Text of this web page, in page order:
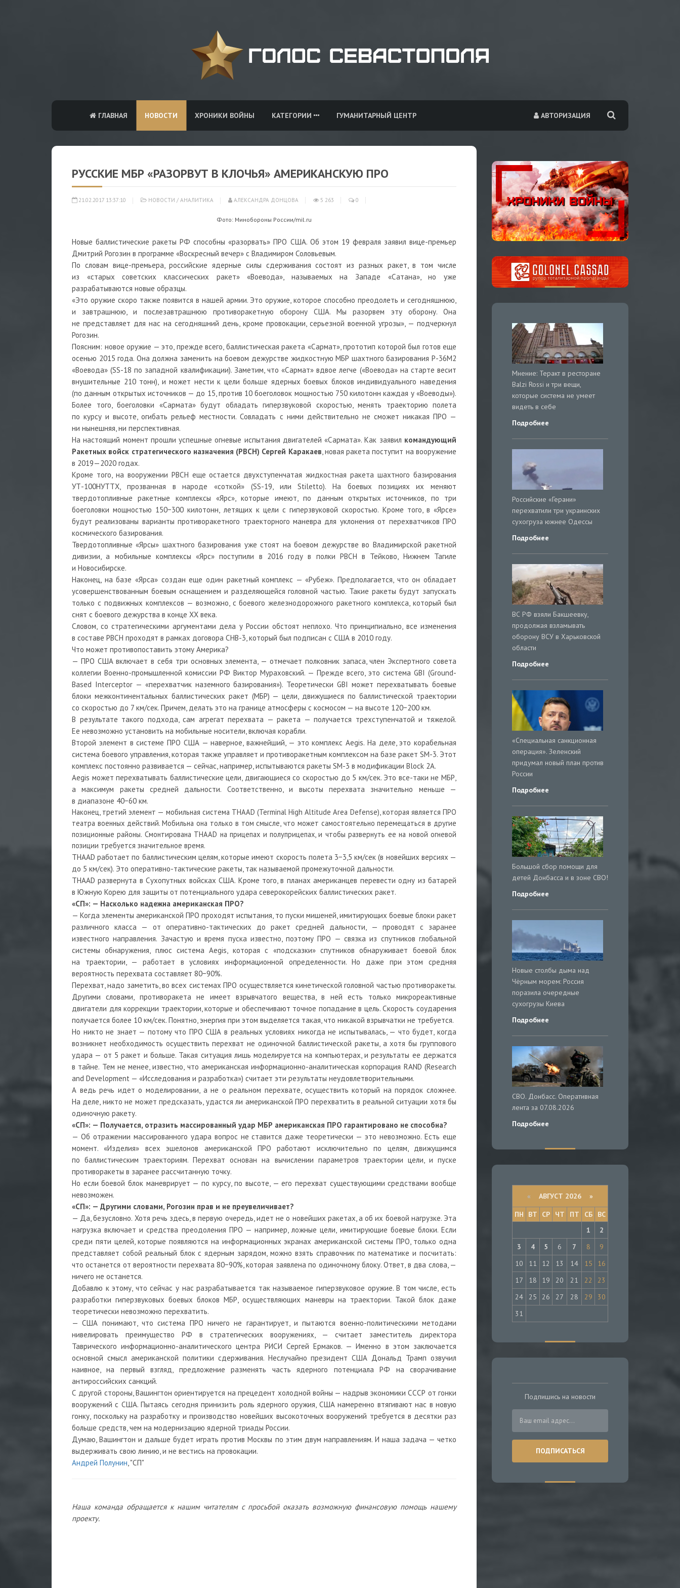
АВТОРИЗАЦИЯ
ГЛАВНАЯ НОВОСТИ ХРОНИКИ ВОЙНЫ КАТЕГОРИИ ГУМАНИТАРНЫЙ ЦЕНТР
РУССКИЕ МБР «РАЗОРВУТ В КЛОЧЬЯ» АМЕРИКАНСКУЮ ПРО
21.02.2017 13:37:10 НОВОСТИ / АНАЛИТИКА АЛЕКСАНДРА ДОНЦОВА 5 263 0
Фото: Минобороны России/mil.ru
Новые баллистические ракеты РФ способны «разорвать» ПРО США. Об этом 19 февраля заявил вице-премьер
Дмитрий Рогозин в программе «Воскресный вечер» с Владимиром Соловьевым.
По словам вице-премьера, российские ядерные силы сдерживания состоят из разных ракет, в том числе
из «старых советских классических ракет» «Воевода», называемых на Западе «Сатана», но уже
разрабатываются новые образцы.
«Это оружие скоро также появится в нашей армии. Это оружие, которое способно преодолеть и сегодняшнюю,
и завтрашнюю, и послезавтрашнюю противоракетную оборону США. Мы разорвем эту оборону. Она
не представляет для нас на сегодняшний день, кроме провокации, серьезной военной угрозы», — подчеркнул
Рогозин.
Поясним: новое оружие — это, прежде всего, баллистическая ракета «Сармат», прототип которой был готов еще
осенью 2015 года. Она должна заменить на боевом дежурстве жидкостную МБР шахтного базирования Р-36М2
«Воевода» (SS-18 по западной квалификации). Заметим, что «Сармат» вдвое легче («Воевода» на старте весит
внушительные 210 тонн), и может нести к цели больше ядерных боевых блоков индивидуального наведения
(по данным открытых источников — до 15, против 10 боеголовок мощностью 750 килотонн каждая у «Воеводы»).
Более того, боеголовки «Сармата» будут обладать гиперзвуковой скоростью, менять траекторию полета
по курсу и высоте, огибать рельеф местности. Совладать с ними действительно не сможет никакая ПРО —
ни нынешняя, ни перспективная.
На настоящий момент прошли успешные огневые испытания двигателей «Сармата». Как заявил командующий
Ракетных войск стратегического назначения (РВСН) Сергей Каракаев, новая ракета поступит на вооружение
в 2019—2020 годах.
Кроме того, на вооружении РВСН еще остается двухступенчатая жидкостная ракета шахтного базирования
УТ-100НУТТХ, прозванная в народе «соткой» (SS-19, или Stiletto). На боевых позициях их меняют
твердотопливные ракетные комплексы «Ярс», которые имеют, по данным открытых источников, по три
боеголовки мощностью 150−300 килотонн, летящих к цели с гиперзвуковой скоростью. Кроме того, в «Ярсе»
будут реализованы варианты противоракетного траекторного маневра для уклонения от перехватчиков ПРО
космического базирования.
Твердотопливные «Ярсы» шахтного базирования уже стоят на боевом дежурстве во Владимирской ракетной
дивизии, а мобильные комплексы «Ярс» поступили в 2016 году в полки РВСН в Тейково, Нижнем Тагиле
и Новосибирске.
Наконец, на базе «Ярса» создан еще один ракетный комплекс — «Рубеж». Предполагается, что он обладает
усовершенствованным боевым оснащением и разделяющейся головной частью. Такие ракеты будут запускать
только с подвижных комплексов — возможно, с боевого железнодорожного ракетного комплекса, который был
снят с боевого дежурства в конце XX века.
Словом, со стратегическими аргументами дела у России обстоят неплохо. Что принципиально, все изменения
в составе РВСН проходят в рамках договора СНВ-3, который был подписан с США в 2010 году.
Что может противопоставить этому Америка?
— ПРО США включает в себя три основных элемента, — отмечает полковник запаса, член Экспертного совета
коллегии Военно-промышленной комиссии РФ Виктор Мураховский. — Прежде всего, это система GBI (Ground-
Based Interceptor — «перехватчик наземного базирования»). Теоретически GBI может перехватывать боевые
блоки межконтинентальных баллистических ракет (МБР) — цели, движущиеся по баллистической траектории
со скоростью до 7 км/сек. Причем, делать это на границе атмосферы с космосом — на высоте 120−200 км.
В результате такого подхода, сам агрегат перехвата — ракета — получается трехступенчатой и тяжелой.
Ее невозможно установить на мобильные носители, включая корабли.
Второй элемент в системе ПРО США — наверное, важнейший, — это комплекс Aegis. На деле, это корабельная
система боевого управления, которая также управляет и противоракетным комплексом на базе ракет SM-3. Этот
комплекс постоянно развивается — сейчас, например, испытываются ракеты SM-3 в модификации Block 2А.
Aegis может перехватывать баллистические цели, двигающиеся со скоростью до 5 км/сек. Это все-таки не МБР,
а максимум ракеты средней дальности. Соответственно, и высоты перехвата значительно меньше —
в диапазоне 40−60 км.
Наконец, третий элемент — мобильная система THAAD (Terminal High Altitude Area Defense), которая является ПРО
театра военных действий. Мобильна она только в том смысле, что может самостоятельно перемещаться в другие
позиционные районы. Смонтирована THAAD на прицепах и полуприцепах, и чтобы развернуть ее на новой огневой
позиции требуется значительное время.
THAAD работает по баллистическим целям, которые имеют скорость полета 3−3,5 км/сек (в новейших версиях —
до 5 км/сек). Это оперативно-тактические ракеты, так называемой промежуточной дальности.
THAAD развернута в Сухопутных войсках США. Кроме того, в планах американцев перевести одну из батарей
в Южную Корею для защиты от потенциального удара северокорейских баллистических ракет.
«СП»: — Насколько надежна американская ПРО?
— Когда элементы американской ПРО проходят испытания, то пуски мишеней, имитирующих боевые блоки ракет
различного класса — от оперативно-тактических до ракет средней дальности, — проводят с заранее
известного направления. Зачастую и время пуска известно, поэтому ПРО — связка из спутников глобальной
системы обнаружения, плюс система Aegis, которая с «подсказки» спутников обнаруживает боевой блок
на траектории, — работает в условиях информационной определенности. Но даже при этом средняя
вероятность перехвата составляет 80−90%.
Перехват, надо заметить, во всех системах ПРО осуществляется кинетической головной частью противоракеты.
Другими словами, противоракета не имеет взрывчатого вещества, в ней есть только микрореактивные
двигатели для коррекции траектории, которые и обеспечивают точное попадание в цель. Скорость соударения
получается более 10 км/сек. Понятно, энергия при этом выделяется такая, что никакой взрывчатки не требуется.
Но никто не знает — потому что ПРО США в реальных условиях никогда не испытывалась, — что будет, когда
возникнет необходимость осуществить перехват не одиночной баллистической ракеты, а хотя бы группового
удара — от 5 ракет и больше. Такая ситуация лишь моделируется на компьютерах, и результаты ее держатся
в тайне. Тем не менее, известно, что американская информационно-аналитическая корпорация RAND (Research
and Development — «Исследования и разработка») считает эти результаты неудовлетворительными.
А ведь речь идет о моделировании, а не о реальном перехвате, осуществить который на порядок сложнее.
На деле, никто не может предсказать, удастся ли американской ПРО перехватить в реальной ситуации хотя бы
одиночную ракету.
«СП»: — Получается, отразить массированный удар МБР американская ПРО гарантировано не способна?
— Об отражении массированного удара вопрос не ставится даже теоретически — это невозможно. Есть еще
момент. «Изделия» всех эшелонов американской ПРО работают исключительно по целям, движущимся
по баллистическим траекториям. Перехват основан на вычислении параметров траектории цели, и пуске
противоракеты в заранее рассчитанную точку.
Но если боевой блок маневрирует — по курсу, по высоте, — его перехват существующими средствами вообще
невозможен.
«СП»: — Другими словами, Рогозин прав и не преувеличивает?
— Да, безусловно. Хотя речь здесь, в первую очередь, идет не о новейших ракетах, а об их боевой нагрузке. Эта
нагрузка включает и средства преодоления ПРО — например, ложные цели, имитирующие боевые блоки. Если
среди пяти целей, которые появляются на информационных экранах американской системы ПРО, только одна
представляет собой реальный блок с ядерным зарядом, можно взять справочник по математике и посчитать:
что останется от вероятности перехвата 80−90%, которая заявлена по одиночному блоку. Ответ, в два слова, —
ничего не останется.
Добавлю к этому, что сейчас у нас разрабатывается так называемое гиперзвуковое оружие. В том числе, есть
разработки гиперзвуковых боевых блоков МБР, осуществляющих маневры на траектории. Такой блок даже
теоретически невозможно перехватить.
— США понимают, что система ПРО ничего не гарантирует, и пытаются военно-политическими методами
нивелировать преимущество РФ в стратегических вооружениях, — считает заместитель директора
Таврического информационно-аналитического центра РИСИ Сергей Ермаков. — Именно в этом заключается
основной смысл американской политики сдерживания. Неслучайно президент США Дональд Трамп озвучил
наивное, на первый взгляд, предложение разменять часть ядерного потенциала РФ на сворачивание
антироссийских санкций.
С другой стороны, Вашингтон ориентируется на прецедент холодной войны — надрыв экономики СССР от гонки
вооружений с США. Пытаясь сегодня принизить роль ядерного оружия, США намеренно втягивают нас в новую
гонку, поскольку на разработку и производство новейших высокоточных вооружений требуется в десятки раз
больше средств, чем на модернизацию ядерной триады России.
Думаю, Вашингтон и дальше будет играть против Москвы по этим двум направлениям. И наша задача — четко
выдерживать свою линию, и не вестись на провокации.
Андрей Полунин, "СП"
Наша команда обращается к нашим читателям с просьбой оказать возможную финансовую помощь нашему
проекту.
Мнение: Теракт в ресторане
Balzi Rossi и три вещи,
которые система не умеет
видеть в себе
Подробнее
Российские «Герани»
перехватили три украинских
сухогруза южнее Одессы
Подробнее
ВС РФ взяли Бакшеевку,
продолжая взламывать
оборону ВСУ в Харьковской
области
Подробнее
«Специальная санкционная
операция». Зеленский
придумал новый план против
России
Подробнее
Большой сбор помощи для
детей Донбасса и в зоне СВО!
Подробнее
Новые столбы дыма над
Чёрным морем: Россия
поразила очередные
сухогрузы Киева
Подробнее
СВО. Донбасс. Оперативная
лента за 07.08.2026
Подробнее
« АВГУСТ 2026 »
ПН
ВТ СР ЧТ ПТ СБ
ВС
1
2
3
4 5 6 7 8
9
10
11 12 13 14 15
16
17
18 19 20 21 22
23
24
25 26 27 28 29
30
31
Подпишись на новости